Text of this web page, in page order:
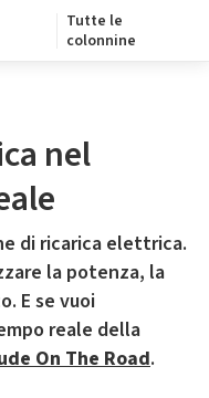
Tutte le
colonnine
nel
di ricarica elettrica.
la potenza, la
E se vuoi
reale della
On The Road.